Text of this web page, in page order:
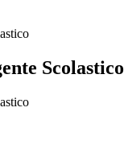
Scolastico